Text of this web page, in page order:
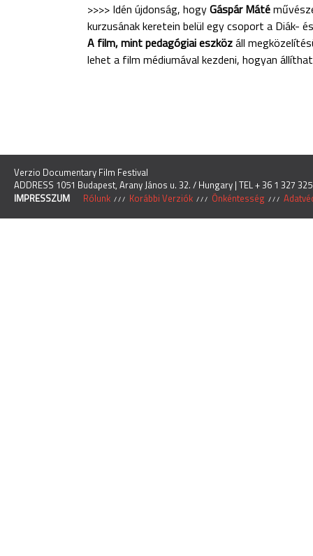
>>>> Idén újdonság, hogyGáspár Máté
kurzusának keretein belül egy csoport a Diák-
A film, mint pedagógiai eszközáll
lehet a film médiumával kezdeni, hogyan
Verzio Documentary Film Festival
ADDRESS 1051 Budapest, Arany János u. 32. / Hungary | TEL + 36 1 327
IMPRESSZUM
Rólunk Korábbi Verziók Önkéntesség